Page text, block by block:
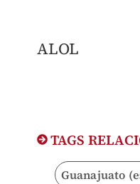
​ALOL
TAGS
Guanajuato